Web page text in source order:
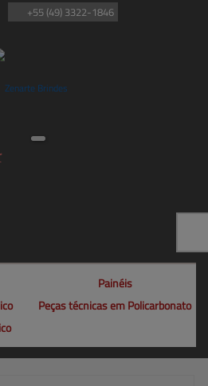
+55 (49) 3322-1846
Painéis
Peças técnicas em Policarbonato